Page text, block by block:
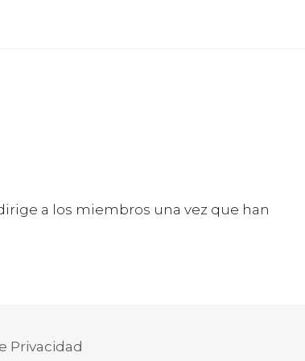
a los miembros una vez que han
Privacidad